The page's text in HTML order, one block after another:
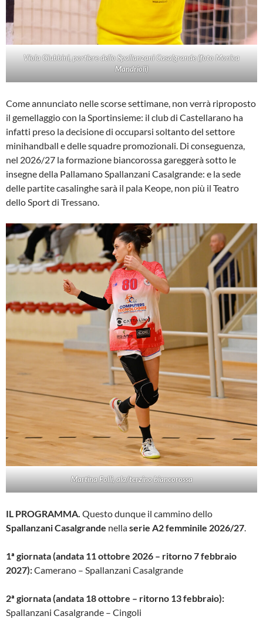
Viola Giubbini, portiere dello Spallanzani Casalgrande (foto Monica
Mandrioli)
Come annunciato nelle scorse settimane, non verrà riproposto
il gemellaggio con la Sportinsieme: il club di Castellarano ha
infatti preso la decisione di occuparsi soltanto del settore
minihandball e delle squadre promozionali. Di conseguenza,
nel 2026/27 la formazione biancorossa gareggerà sotto le
insegne della Pallamano Spallanzani Casalgrande: e la sede
delle partite casalinghe sarà il pala Keope, non più il Teatro
dello Sport di Tressano.
Martina Folli, ala/terzino biancorossa
IL PROGRAMMA. Questo dunque il cammino dello
Spallanzani Casalgrande nellaserie A2 femminile 2026/27.
1ª giornata (andata 11 ottobre 2026 – ritorno 7 febbraio
2027):Camerano – Spallanzani Casalgrande
2ª giornata (andata 18 ottobre – ritorno 13 febbraio):
Spallanzani Casalgrande – Cingoli